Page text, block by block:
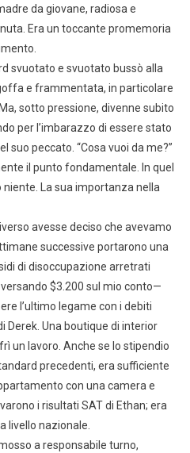
da giovane, radiosa e
Era un toccante promemoria
svuotato e svuotato bussò alla
e frammentata, in particolare
sotto pressione, divenne subito
per l’imbarazzo di essere stato
suo peccato. “Cosa vuoi da me?”
il punto fondamentale. In quel
La sua importanza nella
avesse deciso che avevamo
successive portarono una
di disoccupazione arretrati
$3.200 sul mio conto—
l’ultimo legame con i debiti
Derek. Una boutique di interior
un lavoro. Anche se lo stipendio
precedenti, era sufficiente
con una camera e
i risultati SAT di Ethan; era
livello nazionale.
a responsabile turno,